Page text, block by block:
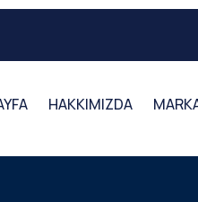
HAKKIMIZDA